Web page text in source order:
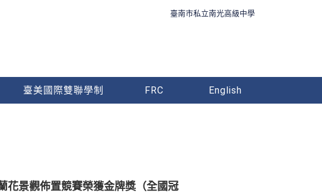
臺南市私立南光高級中學
臺美國際雙聯學制 FRC English
花景觀佈置競賽榮獲金牌獎（全國冠